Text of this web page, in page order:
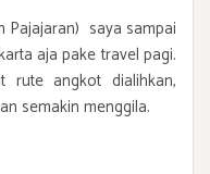
Pajajaran) saya sampai
aja pake travel pagi.
rute angkot dialihkan,
semakin menggila.